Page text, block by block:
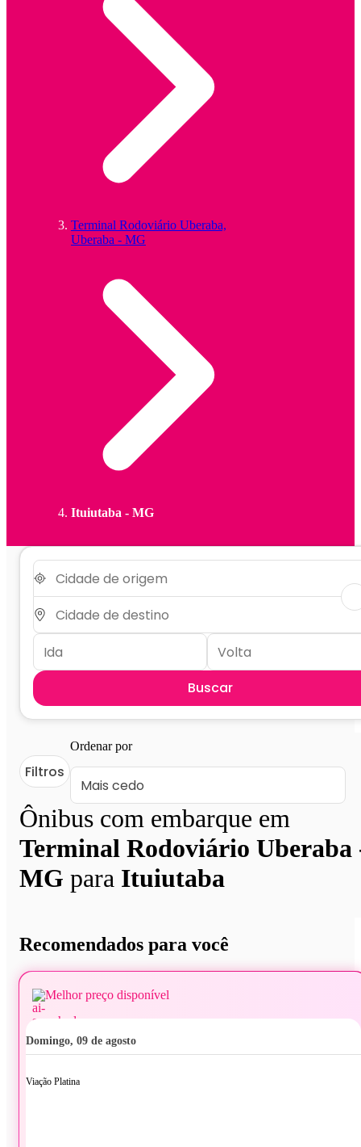
Terminal Rodoviário Uberaba,
Uberaba - MG
Ituiutaba - MG
Buscar
Ônibus com embarque em
Terminal Rodoviário Uberaba
MG para Ituiutaba
Filtros
Ordenar por
Recomendados para você
Melhor preço disponível
domingo, 09 de agosto
Viação Platina